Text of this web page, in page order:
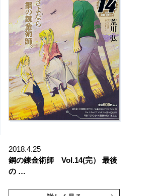
2018.4.25
鋼の錬金術師 Vol.14(完） 最後
の …